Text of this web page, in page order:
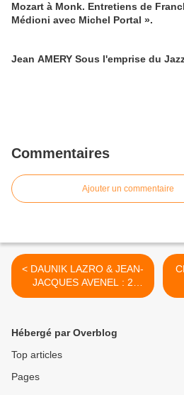
Mozart à Monk. Entretiens de
Médioni avec Michel Portal ».
Jean AMERY Sous l'emprise du
Commentaires
Ajouter un commentaire
< DAUNIK LAZRO & JEAN-
JACQUES AVENEL : 2
inédits
Hébergé par Overblog
Top articles
Pages